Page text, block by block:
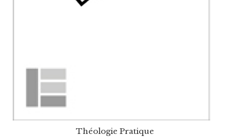
Théologie Pratique